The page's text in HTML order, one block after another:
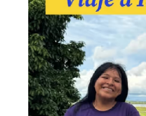
Catorce estudiantes
Gestión de la PUCP
al 18 de mayo como
de innovación y
para el curso Plan de